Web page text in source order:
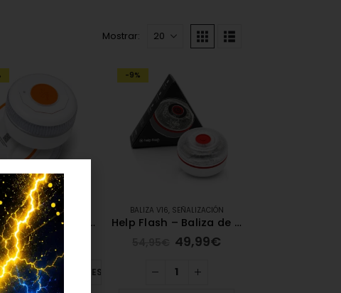
Mostrar:
V16,SEÑALIZACIÓN
Baliza V16 Conectada – SOS FLASH
€ 39,99
OPCIONES
-9%
BALIZA V16, SEÑALIZACIÓN
Help Flash – Baliza de Emergencia V16 [Conectada]
49,99€